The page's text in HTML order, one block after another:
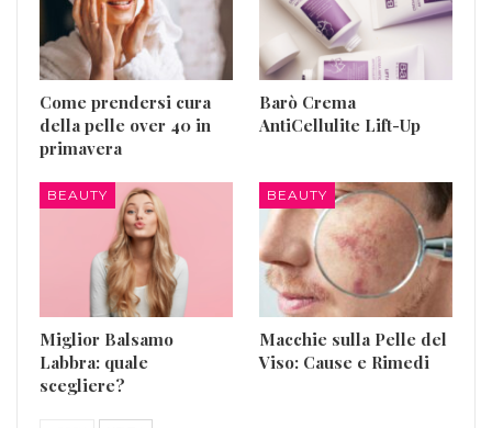
Come prendersi cura
della pelle over 40 in
primavera
Barò Crema
AntiCellulite Lift-Up
BEAUTY
Miglior Balsamo
Labbra: quale
scegliere?
BEAUTY
Macchie sulla Pelle del
Viso: Cause e Rimedi